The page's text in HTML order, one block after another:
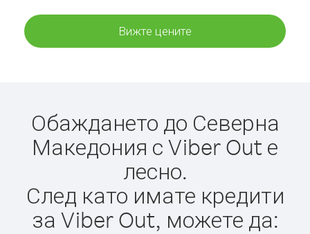
Вижте цените
Обаждането до Северна
Македония с Viber Out е
лесно.
След като имате кредити
за Viber Out, можете да: